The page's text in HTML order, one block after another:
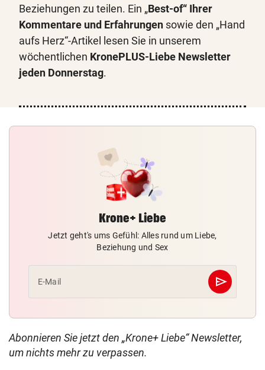
Beziehungen zu teilen. Ein „Best-of“ Ihrer
Kommentare und Erfahrungen sowie den „Hand
aufs Herz“-Artikel lesen Sie in unserem
wöchentlichen KronePLUS-Liebe Newsletter
jeden Donnerstag.
Krone+ Liebe
Jetzt geht's ums Gefühl: Alles rund um Liebe,
Beziehung und Sex
E-Mail send
Abschicken
Abonnieren Sie jetzt den „Krone+ Liebe“ Newsletter,
um nichts mehr zu verpassen.